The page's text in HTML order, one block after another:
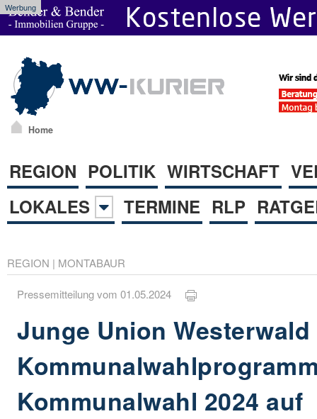
Werbung
Home
REGION POLITIK WIRTSCHAFT
LOKALES
TERMINE RLP
REGION | MONTABAUR
Pressemitteilung vom 01.05.2024
Junge Union
Kommunalwahl 2024 auf